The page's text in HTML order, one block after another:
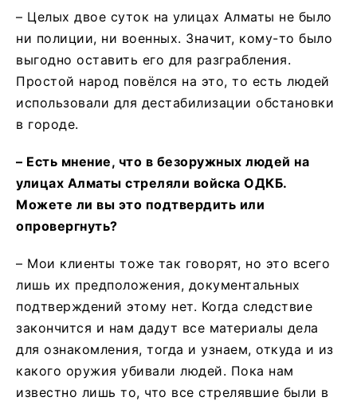
– Целых двое суток на улицах Алматы не было
ни полиции, ни военных. Значит, кому-то было
выгодно оставить его для разграбления.
Простой народ повёлся на это, то есть людей
использовали для дестабилизации обстановки
в городе.
– Есть мнение, что в безоружных людей на
улицах Алматы стреляли войска ОДКБ.
Можете ли вы это подтвердить или
опровергнуть?
– Мои клиенты тоже так говорят, но это всего
лишь их предположения, документальных
подтверждений этому нет. Когда следствие
закончится и нам дадут все материалы дела
для ознакомления, тогда и узнаем, откуда и из
какого оружия убивали людей. Пока нам
известно лишь то, что все стрелявшие были в